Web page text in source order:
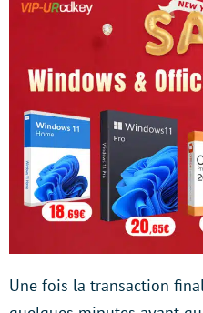
Une fois la transaction